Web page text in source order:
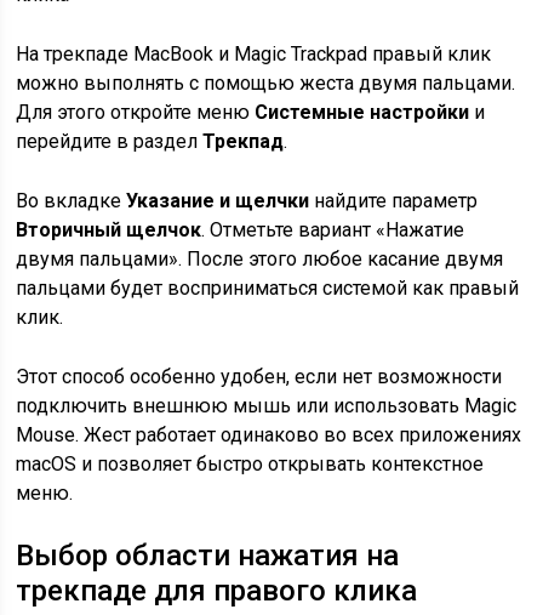
На трекпаде MacBook и Magic Trackpad правый клик
можно выполнять с помощью жеста двумя пальцами.
Для этого откройте меню Системные настройки и
перейдите в разделТрекпад.
Во вкладкеУказание и щелчки найдите параметр
Вторичный щелчок. Отметьте вариант «Нажатие
двумя пальцами». После этого любое касание двумя
пальцами будет восприниматься системой как правый
клик.
Этот способ особенно удобен, если нет возможности
подключить внешнюю мышь или использовать Magic
Mouse. Жест работает одинаково во всех приложениях
macOS и позволяет быстро открывать контекстное
меню.
Выбор области нажатия на
трекпаде для правого клика